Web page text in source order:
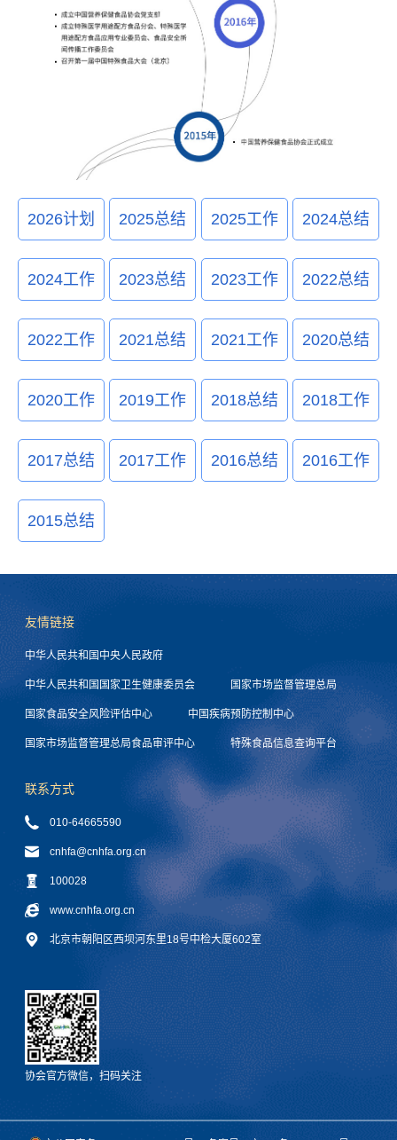
2026计划 2025总结 2025工作 2024总结
2024工作 2023总结 2023工作 2022总结
2022工作 2021总结 2021工作 2020总结
2020工作 2019工作 2018总结 2018工作
2017总结 2017工作 2016总结 2016工作
2015总结
友情链接
中华人民共和国中央人民政府
中华人民共和国国家卫生健康委员会 国家市场监督管理总局
国家食品安全风险评估中心 中国疾病预防控制中心
国家市场监督管理总局食品审评中心 特殊食品信息查询平台
联系方式
010-64665590
cnhfa@cnhfa.org.cn
100028
www.cnhfa.org.cn
北京市朝阳区西坝河东里18号中检大厦602室
协会官方微信，扫码关注